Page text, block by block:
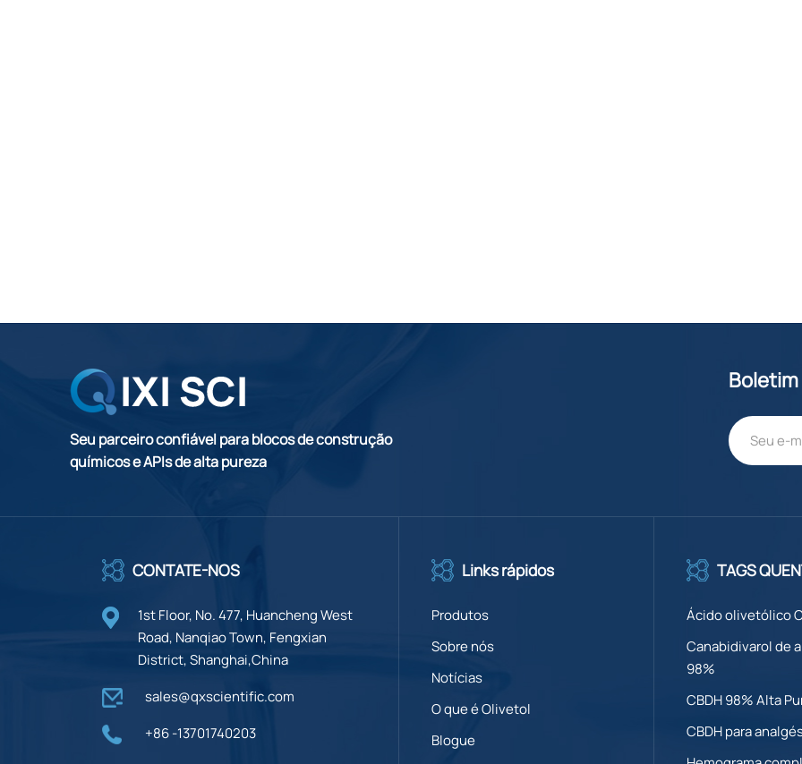
Seu parceiro confiável para blocos de construção
químicos e APIs de alta pureza
CONTATE-NOS
1st Floor, No. 477, Huancheng West
Road, Nanqiao Town, Fengxian
District, Shanghai,China
sales@qxscientific.com
+86 -13701740203
Links rápidos
Produtos
Sobre nós
Notícias
O que é Olivetol
Blogue
TAGS
Ácido olivetólico
Canabidivarol de
98%
CBDH 98% Alta
CBDH para